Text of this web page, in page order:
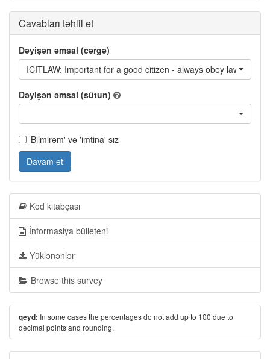
Cavabları təhlil et
Dəyişən əmsal (cərgə)
ICITLAW: Important for a good citizen - always obey laws
Dəyişən əmsal (sütun)
Bilmirəm' və 'imtina' sız
Davam et
Kod kitabçası
İnformasiya bülleteni
Yüklənənlər
Browse this survey
qeyd: In some cases the percentages do not add up to 100 due to
decimal points and rounding.